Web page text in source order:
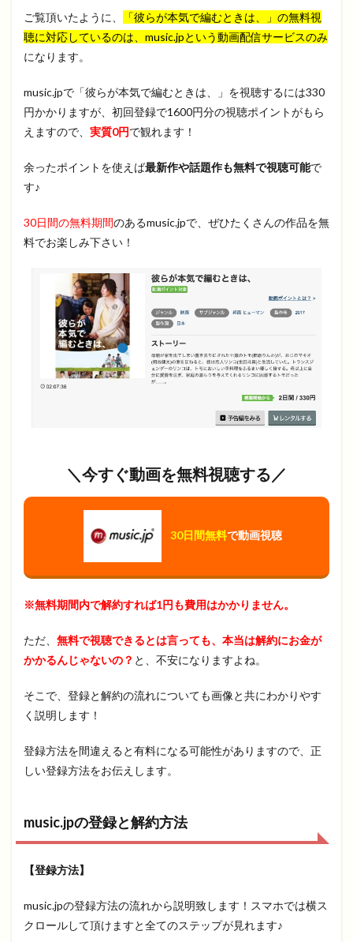
ご覧頂いたように、
「彼らが本気で編むときは、」の無料視
聴に対応しているのは、music.jpという動画配信サービスのみ
になります。
music.jpで「彼らが本気で編むときは、」を視聴するには330
円かかりますが、初回登録で1600円分の視聴ポイントがもら
えますので、 実質0円で観れます！
余ったポイントを使えば最新作や話題作も無料で視聴可能で
す♪
30日間の無料期間のあるmusic.jpで、ぜひたくさんの作品を無
料でお楽しみ下さい！
＼今すぐ動画を無料視聴する／
30日間無料で動画視聴
※無料期間内で解約すれば1円も費用はかかりません。
ただ、 無料で視聴できるとは言っても、本当は解約にお金が
かかるんじゃないの？ と、不安になりますよね。
そこで、登録と解約の流れについても画像と共にわかりやす
く説明します！
登録方法を間違えると有料になる可能性がありますので、正
しい登録方法をお伝えします。
music.jpの登録と解約方法
【登録方法】
music.jpの登録方法の流れから説明致します！スマホでは横ス
クロールして頂けますと全てのステップが見れます♪